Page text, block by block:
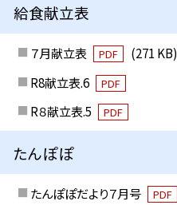
給食献立表
７月献立表 PDF
(271 KB)
R8献立表.6
PDF
R８献立表.5 PDF
たんぽぽ
たんぽぽだより７月号 PDF